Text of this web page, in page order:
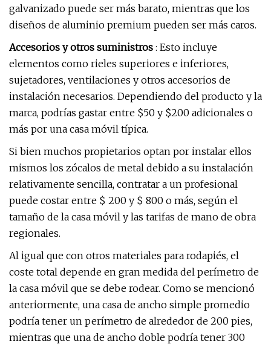
galvanizado puede ser más barato, mientras que los
diseños de aluminio premium pueden ser más caros.
Accesorios y otros suministros : Esto incluye
elementos como rieles superiores e inferiores,
sujetadores, ventilaciones y otros accesorios de
instalación necesarios. Dependiendo del producto y la
marca, podrías gastar entre $50 y $200 adicionales o
más por una casa móvil típica.
Si bien muchos propietarios optan por instalar ellos
mismos los zócalos de metal debido a su instalación
relativamente sencilla, contratar a un profesional
puede costar entre $ 200 y $ 800 o más, según el
tamaño de la casa móvil y las tarifas de mano de obra
regionales.
Al igual que con otros materiales para rodapiés, el
coste total depende en gran medida del perímetro de
la casa móvil que se debe rodear. Como se mencionó
anteriormente, una casa de ancho simple promedio
podría tener un perímetro de alrededor de 200 pies,
mientras que una de ancho doble podría tener 300